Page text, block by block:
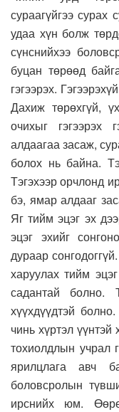
сураагүйгээ сурах
удаа хүн болж
сүнснийхээ
буцан төрөөд
гэгээрэх.
Дахиж төрөхгүй,
очихыг гэгээрэх
алдаагаа засаж,
болох нь байна.
Тэгэхээр орчлонд
бэ, ямар алдааг
Яг тийм эцэг эх
эцэг эхийг
дураар
харуулах тийм
садантай
хүүхдүүдтэй
чинь хүртэл
тохиолдлын учрал
ярилцлага авч
боловсролын
ирснийх юм.